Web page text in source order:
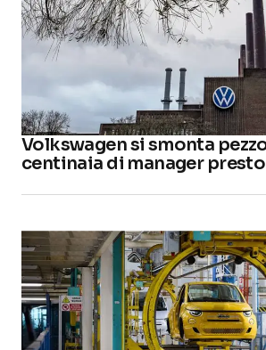
Volkswagen si smonta
centinaia di manager